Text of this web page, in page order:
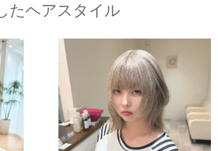
たヘアスタイル